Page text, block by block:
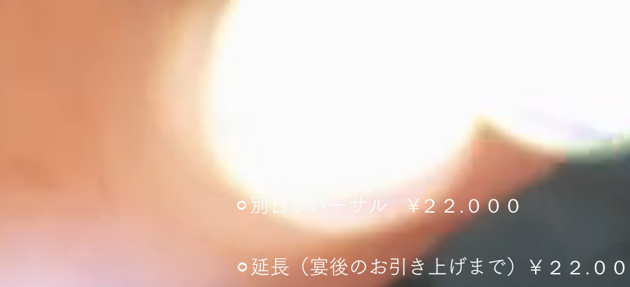
​⚪︎別日リハーサル ¥２２.０００
​⚪︎延長（宴後のお引き上げまで）￥２２.０